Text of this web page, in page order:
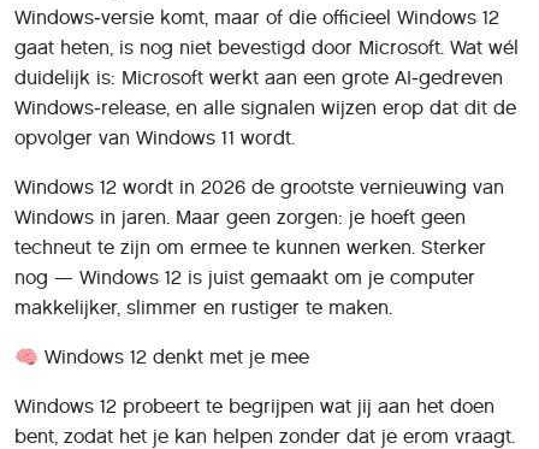
Windows‑versie komt, maar of die officieel Windows 12
gaat heten, is nog niet bevestigd door Microsoft. Wat wél
duidelijk is: Microsoft werkt aan een grote AI‑gedreven
Windows‑release, en alle signalen wijzen erop dat dit de
opvolger van Windows 11 wordt.
Windows 12 wordt in 2026 de grootste vernieuwing van
Windows in jaren. Maar geen zorgen: je hoeft geen
techneut te zijn om ermee te kunnen werken. Sterker
nog — Windows 12 is juist gemaakt om je computer
makkelijker, slimmer en rustiger te maken.
🧠 Windows 12 denkt met je mee
Windows 12 probeert te begrijpen wat jij aan het doen
bent, zodat het je kan helpen zonder dat je erom vraagt.